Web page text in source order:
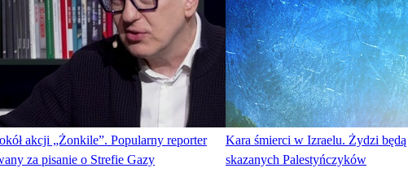
akcji „Żonkile”. Popularny reporter
za pisanie o Strefie Gazy
Kara śmierci w Izraelu. Żydzi
skazanych Palestyńczyków